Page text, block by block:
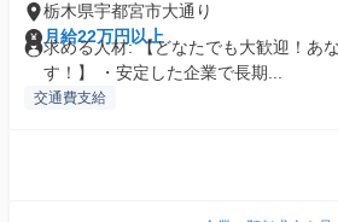
栃木県宇都宮市大通り
月給22万円以上
求める人材: 【どなたでも大歓迎！あ
す！】 ・安定した企業で長期...
交通費支給